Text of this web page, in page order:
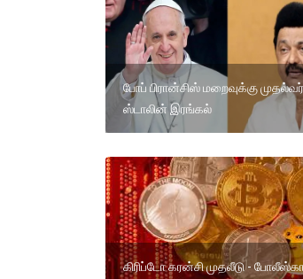
போப் பிரான்சிஸ் மறைவுக்கு முதல்வர்
ஸ்டாலின் இரங்கல்
கிரிப்டோ கரன்சி முதலீடு -